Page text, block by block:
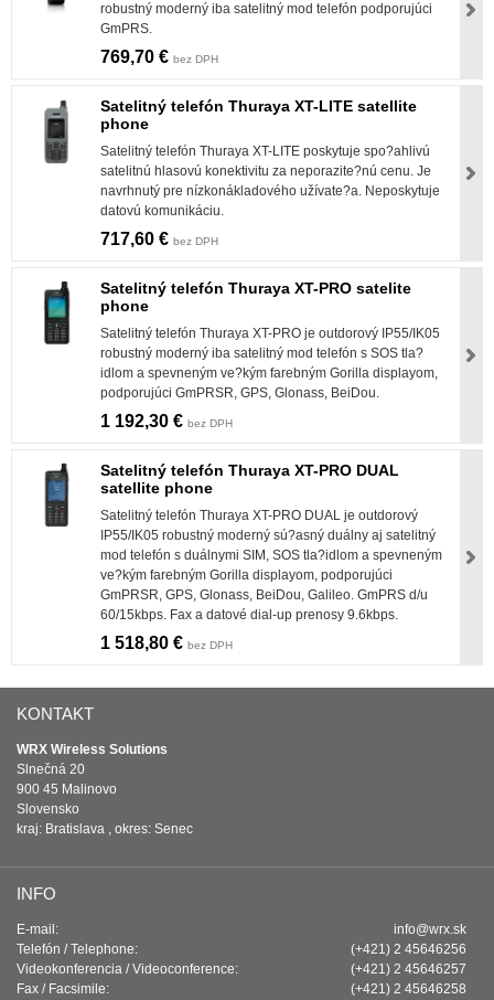
robustný moderný iba satelitný mod telefón podporujúci
GmPRS.
769,70 € bez DPH
Satelitný telefón Thuraya XT-LITE satellite
phone
Satelitný telefón Thuraya XT-LITE poskytuje spo?ahlivú
satelitnú hlasovú konektivitu za neporazite?nú cenu. Je
navrhnutý pre nízkonákladového užívate?a. Neposkytuje
datovú komunikáciu.
717,60 € bez DPH
Satelitný telefón Thuraya XT-PRO satelite
phone
Satelitný telefón Thuraya XT-PRO je outdorový IP55/IK05
robustný moderný iba satelitný mod telefón s SOS tla?
idlom a spevneným ve?kým farebným Gorilla displayom,
podporujúci GmPRSR, GPS, Glonass, BeiDou.
1 192,30 € bez DPH
Satelitný telefón Thuraya XT-PRO DUAL
satellite phone
Satelitný telefón Thuraya XT-PRO DUAL je outdorový
IP55/IK05 robustný moderný sú?asný duálny aj satelitný
mod telefón s duálnymi SIM, SOS tla?idlom a spevneným
ve?kým farebným Gorilla displayom, podporujúci
GmPRSR, GPS, Glonass, BeiDou, Galileo. GmPRS d/u
60/15kbps. Fax a datové dial-up prenosy 9.6kbps.
1 518,80 € bez DPH
KONTAKT
WRX Wireless Solutions
Slnečná 20
900 45 Malinovo
Slovensko
kraj: Bratislava , okres: Senec
INFO
E-mail:
info@wrx.sk
Telefón / Telephone:
(+421) 2 45646256
Videokonferencia / Videoconference:
(+421) 2 45646257
Fax / Facsimile:
(+421) 2 45646258